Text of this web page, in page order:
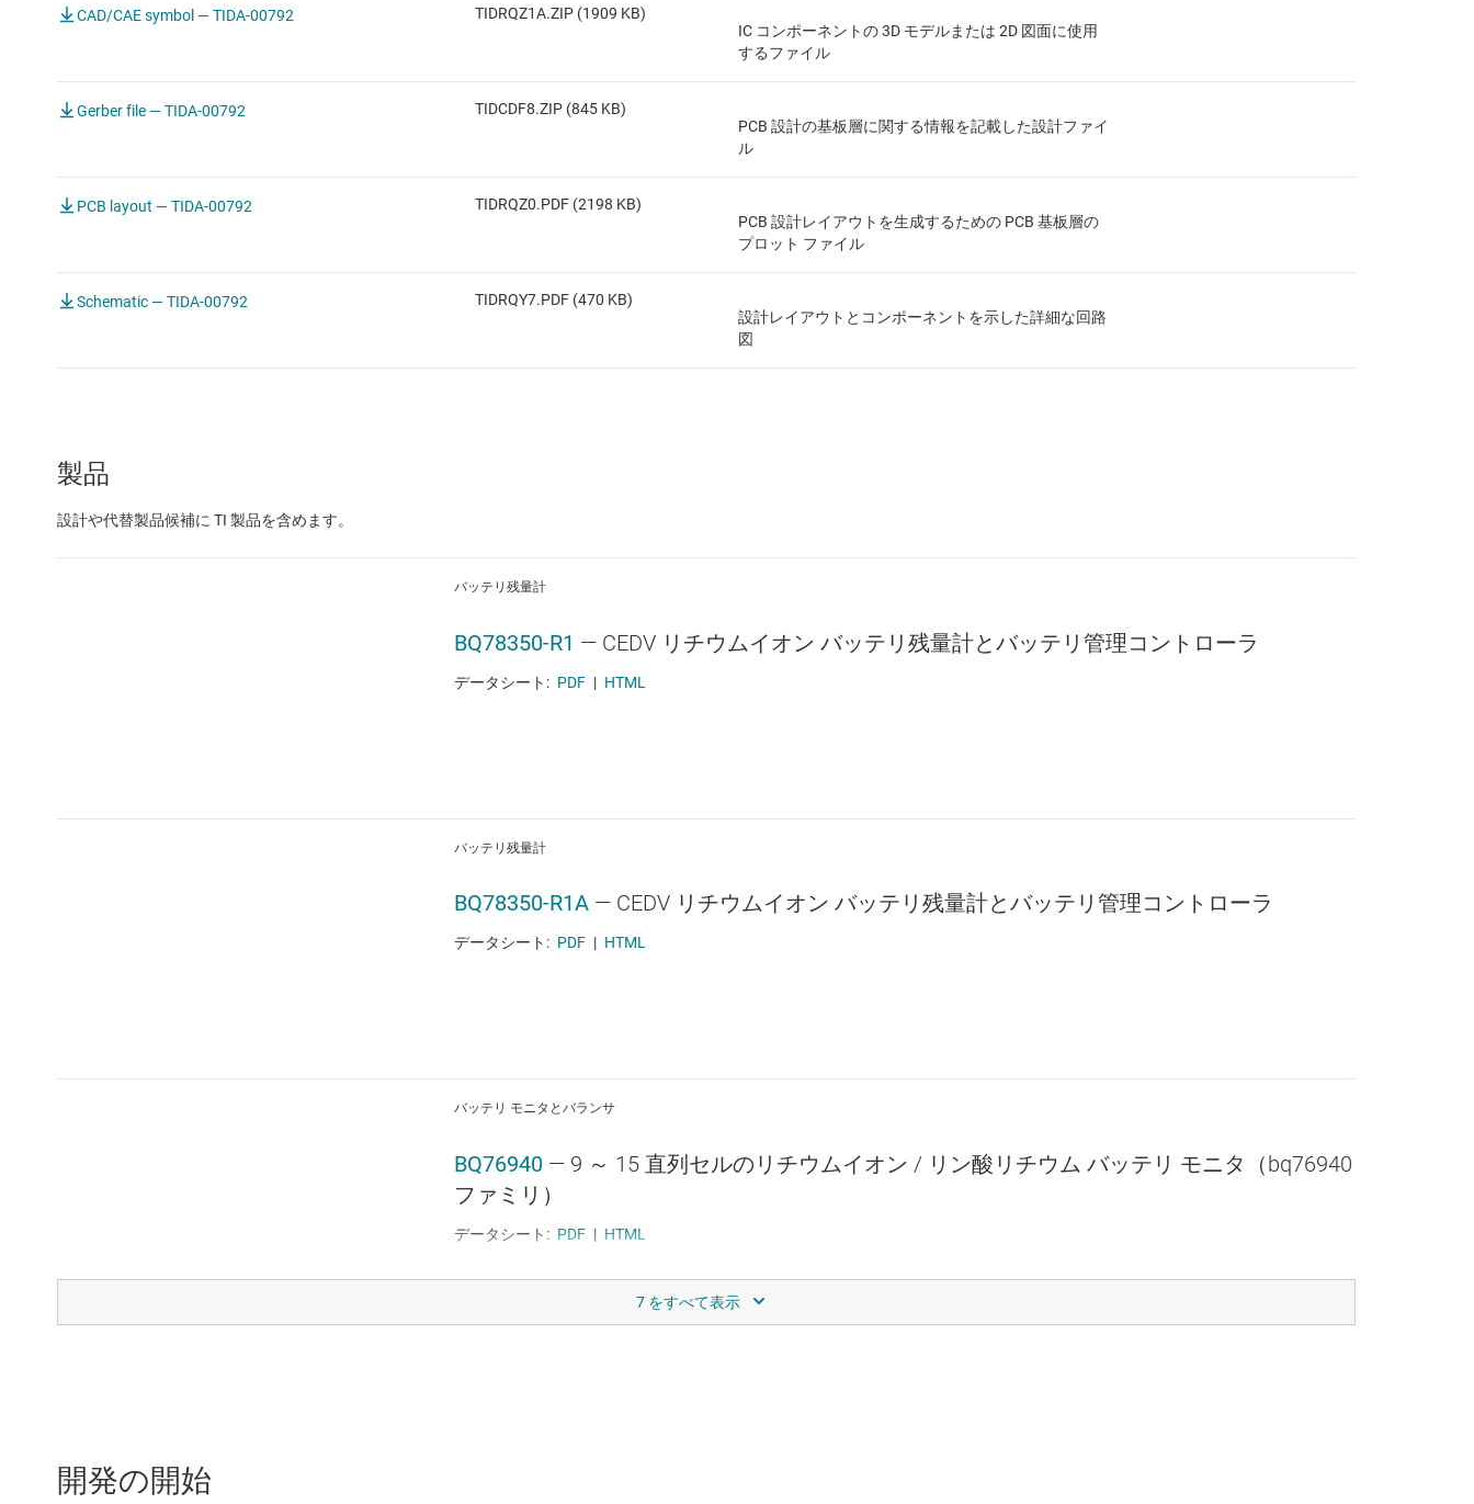
CAD/CAE symbol — TIDA-00792
TIDRQZ1A.ZIP (1909 KB)
IC コンポーネントの 3D モデルまたは 2D 図面に使用
するファイル
Gerber file — TIDA-00792
TIDCDF8.ZIP (845 KB)
PCB 設計の基板層に関する情報を記載した設計ファイ
ル
PCB layout — TIDA-00792
TIDRQZ0.PDF (2198 KB)
PCB 設計レイアウトを生成するための PCB 基板層の
プロット ファイル
Schematic — TIDA-00792
TIDRQY7.PDF (470 KB)
設計レイアウトとコンポーネントを示した詳細な回路
図
製品
設計や代替製品候補に TI 製品を含めます。
バッテリ残量計
BQ78350-R1 — CEDV リチウムイオン バッテリ残量計とバッテリ管理コントローラ
データシート: PDF | HTML
バッテリ残量計
BQ78350-R1A — CEDV リチウムイオン バッテリ残量計とバッテリ管理コントローラ
データシート: PDF | HTML
バッテリ モニタとバランサ
BQ76940 — 9 ～ 15 直列セルのリチウムイオン / リン酸リチウム バッテリ モニタ（bq76940
ファミリ）
データシート: PDF | HTML
開発の開始